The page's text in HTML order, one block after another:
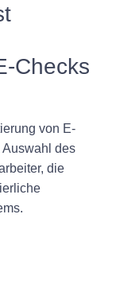
Checks
von E-
des
die